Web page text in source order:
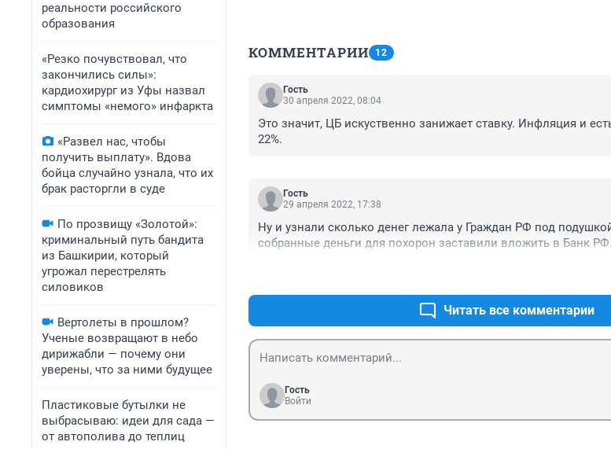
реальности российского
образования
«Резко почувствовал, что
закончились силы»:
кардиохирург из Уфы назвал
симптомы «немого» инфаркта
«Развел нас, чтобы
получить выплату». Вдова
бойца случайно узнала, что их
брак расторгли в суде
По прозвищу «Золотой»:
криминальный путь бандита
из Башкирии, который
угрожал перестрелять
силовиков
Вертолеты в прошлом?
Ученые возвращают в небо
дирижабли — почему они
уверены, что за ними будущее
Пластиковые бутылки не
выбрасываю: идеи для сада —
от автополива до теплиц
КОММЕНТАРИИ 12
Гость
30 апреля 2022, 08:04
Это значит, ЦБ искуственно занижает ставку. Инфляция и
22%.
Гость
29 апреля 2022, 17:38
Ну и узнали сколько денег лежала у Граждан РФ под
собранные деньги для похорон заставили вложить в Банк РФ.
Читать все комментарии
Гость
Войти